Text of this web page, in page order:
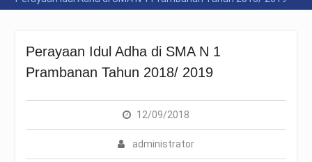
Perayaan Idul Adha di SMA N 1
Prambanan Tahun 2018/ 2019
12/09/2018
administrator